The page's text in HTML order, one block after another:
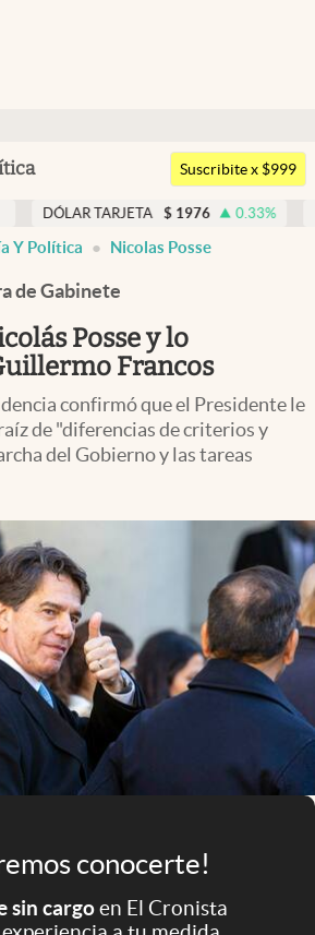
Argentina
Suscribite x $999
$ 1976 0.33 % DÓLAR MEP
Y Política Nicolas Posse
de Gabinete
Posse y lo
Francos
confirmó que el Presidente le
de "diferencias de criterios y
del Gobierno y las tareas
conocerte!
sin cargoen El Cronista